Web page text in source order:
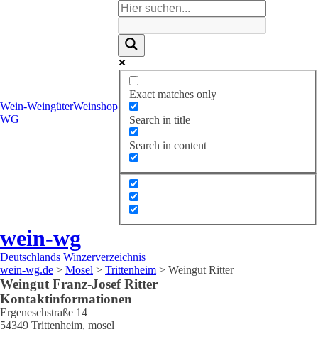
Wein-
WG
WeingüterWeinshop
Exact matches only
Search in title
Search in content
wein-wg
Deutschlands Winzerverzeichnis
wein-wg.de > Mosel > Trittenheim > Weingut Ritter
Weingut Franz-Josef Ritter
Kontaktinformationen
Ergeneschstraße 14
54349 Trittenheim, mosel